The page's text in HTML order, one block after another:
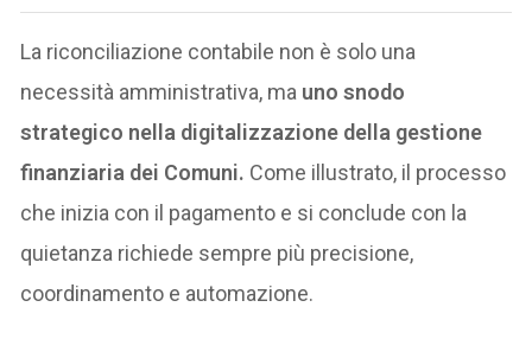
La riconciliazione contabile non è solo una
necessità amministrativa, ma uno snodo
strategico nella digitalizzazione della gestione
finanziaria dei Comuni. Come illustrato, il processo
che inizia con il pagamento e si conclude con la
quietanza richiede sempre più precisione,
coordinamento e automazione.